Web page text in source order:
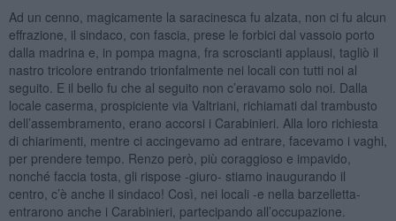
Ad un cenno, magicamente la saracinesca fu alzata, non ci fu alcun
effrazione, il sindaco, con fascia, prese le forbici dal vassoio porto
dalla madrina e, in pompa magna, fra scroscianti applausi, tagliò il
nastro tricolore entrando trionfalmente nei locali con tutti noi al
seguito. E il bello fu che al seguito non c’eravamo solo noi. Dalla
locale caserma, prospiciente via Valtriani, richiamati dal trambusto
dell’assembramento, erano accorsi i Carabinieri. Alla loro richiesta
di chiarimenti, mentre ci accingevamo ad entrare, facevamo i vaghi,
per prendere tempo. Renzo però, più coraggioso e impavido,
nonché faccia tosta, gli rispose -giuro- stiamo inaugurando il
centro, c’è anche il sindaco! Così, nei locali -e nella barzelletta-
entrarono anche i Carabinieri, partecipando all’occupazione.